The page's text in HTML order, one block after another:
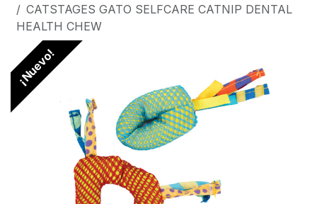
CATSTAGES GATO SELFCARE CATNIP DENTAL
HEALTH CHEW
¡Nuevo!